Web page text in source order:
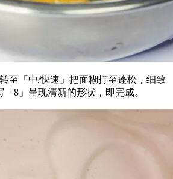
至「中/快速」把面糊打至蓬松，细致
8」呈现清新的形状，即完成。